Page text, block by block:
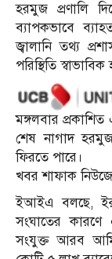
হরমুজ প্রণালি
ব্যাপকভাবে
জ্বালানি তথ্য
পরিস্থিতি
মঙ্গলবার
শেষ নাগাদ হরমুজ
ফিরতে পারে।
খবর শাফাক
ইআইএ বলছে,
সংঘাতের
সংযুক্ত আরব